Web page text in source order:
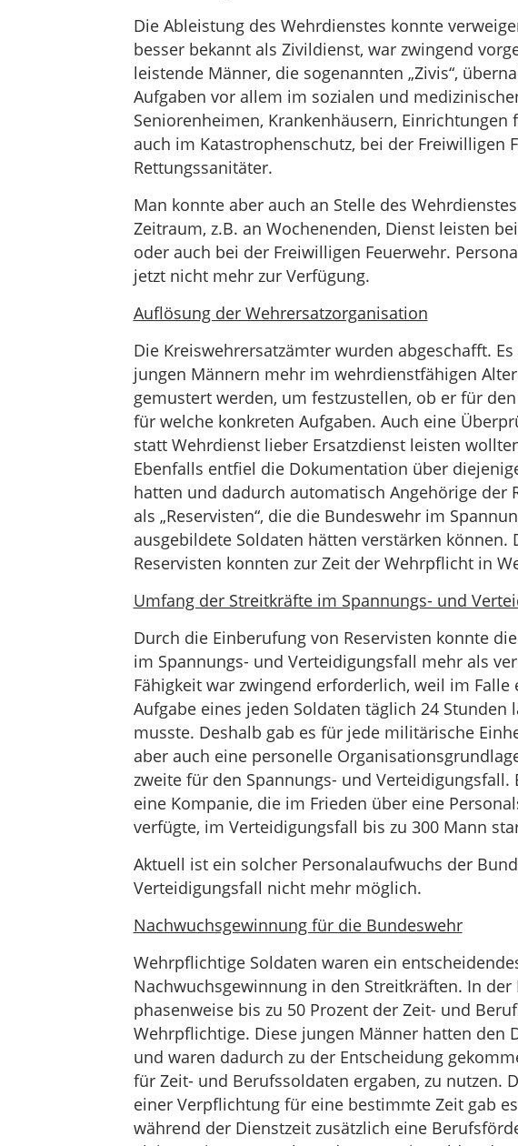
Die Ableistung des Wehrdienstes konnte
besser bekannt als Zivildienst, war zwingend
leistende Männer, die sogenannten „Zivis“,
Aufgaben vor allem im sozialen und
Seniorenheimen, Krankenhäusern,
auch im Katastrophenschutz, bei der Freiwilligen
Rettungssanitäter.
Man konnte aber auch an Stelle des
Zeitraum, z.B. an Wochenenden, Dienst leisten
oder auch bei der Freiwilligen Feuerwehr.
jetzt nicht mehr zur Verfügung.
Auflösung der Wehrersatzorganisation
Die Kreiswehrersatzämter wurden abgeschafft.
jungen Männern mehr im wehrdienstfähigen
gemustert werden, um festzustellen, ob er für
für welche konkreten Aufgaben. Auch eine
statt Wehrdienst lieber Ersatzdienst leisten
Ebenfalls entfiel die Dokumentation über
hatten und dadurch automatisch Angehörige der
als „Reservisten“, die die Bundeswehr im
ausgebildete Soldaten hätten verstärken können.
Reservisten konnten zur Zeit der Wehrpflicht in
Umfang der Streitkräfte im Spannungs- und
Durch die Einberufung von Reservisten konnte
im Spannungs- und Verteidigungsfall mehr als
Fähigkeit war zwingend erforderlich, weil im Falle
Aufgabe eines jeden Soldaten täglich 24 Stunden
musste. Deshalb gab es für jede militärische
aber auch eine personelle
zweite für den Spannungs- und
eine Kompanie, die im Frieden über eine
verfügte, im Verteidigungsfall bis zu 300 Mann
Aktuell ist ein solcher Personalaufwuchs der
Verteidigungsfall nicht mehr möglich.
Nachwuchsgewinnung für die Bundeswehr
Wehrpflichtige Soldaten waren ein
Nachwuchsgewinnung in den Streitkräften. In der
phasenweise bis zu 50 Prozent der Zeit- und
Wehrpflichtige. Diese jungen Männer hatten den
und waren dadurch zu der Entscheidung
für Zeit- und Berufssoldaten ergaben, zu nutzen.
einer Verpflichtung für eine bestimmte Zeit gab
während der Dienstzeit zusätzlich eine